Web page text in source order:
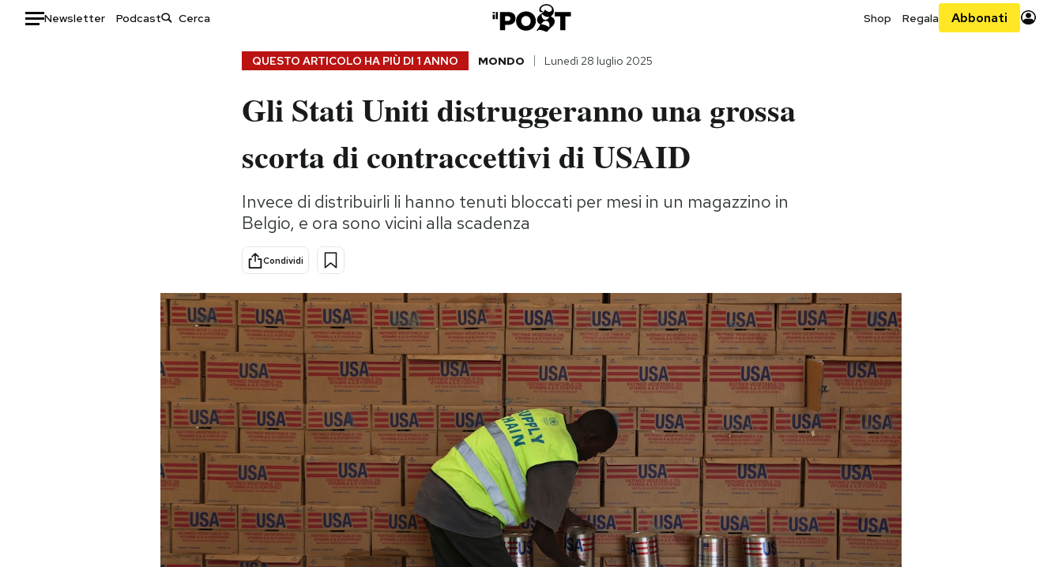
Newsletter Podcast Shop Regala Abbonati
Storie/Idee
Ok Boomer!
Altrecose
Mondiali calcio 2026
QUESTO ARTICOLO HA PIÙ DI 1 ANNO MONDO Lunedì 28 luglio 2025
Gli Stati Uniti distruggeranno una grossa
scorta di contraccettivi di USAID
Invece di distribuirli li hanno tenuti bloccati per mesi in un magazzino in
Belgio, e ora sono vicini alla scadenza
Condividi